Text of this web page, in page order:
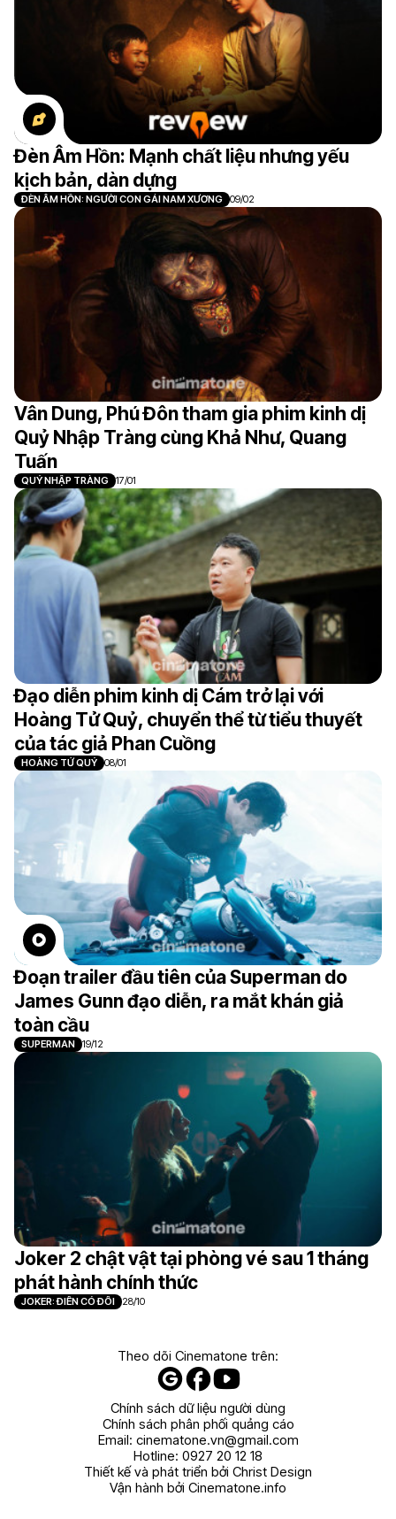
Đèn Âm Hồn: Mạnh chất liệu nhưng yếu
kịch bản, dàn dựng
ĐÈN ÂM HỒN: NGƯỜI CON GÁI NAM XƯƠNG 09/02
Vân Dung, Phú Đôn tham gia phim kinh dị
Quỷ Nhập Tràng cùng Khả Như, Quang
Tuấn
QUỶ NHẬP TRÀNG 17/01
Đạo diễn phim kinh dị Cám trở lại với
Hoàng Tử Quỷ, chuyển thể từ tiểu thuyết
của tác giả Phan Cuồng
HOÀNG TỬ QUỶ 08/01
Đoạn trailer đầu tiên của Superman do
James Gunn đạo diễn, ra mắt khán giả
toàn cầu
SUPERMAN 19/12
Joker 2 chật vật tại phòng vé sau 1 tháng
phát hành chính thức
JOKER: ĐIÊN CÓ ĐÔI 28/10
Theo dõi Cinematone trên:
Chính sách dữ liệu người dùng
Chính sách phân phối quảng cáo
Email: cinematone.vn@gmail.com
Hotline: 0927 20 12 18
Thiết kế và phát triển bởi Christ Design
Vận hành bởi Cinematone.info